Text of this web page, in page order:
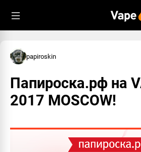
papiroskin
Папироска.рф на
2017 MOSCOW!